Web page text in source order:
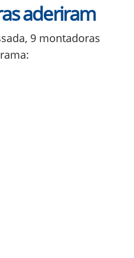
aderiram
9 montadoras